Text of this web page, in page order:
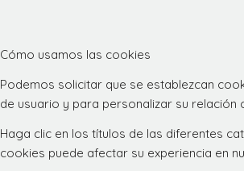
Cómo usamos las cookies
Podemos solicitar que se establezcan
de usuario y para personalizar su relación
Haga clic en los títulos de las diferentes
cookies puede afectar su experiencia en